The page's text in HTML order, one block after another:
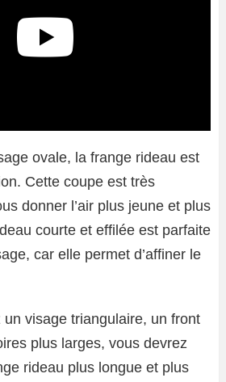
ovale, la frange rideau est
Cette coupe est très
donner l’air plus jeune et plus
courte et effilée est parfaite
car elle permet d’affiner le
visage triangulaire, un front
plus larges, vous devrez
rideau plus longue et plus